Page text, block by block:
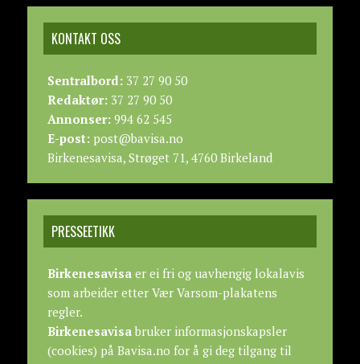
KONTAKT OSS
Sentralbord:37 27 90 50
Redaktør:37 27 90 50
Annonser:994 62 545
E-post:post@bavisa.no
Birkenesavisa, Strøget 71, 4760 Birkeland
PRESSEETIKK
Birkenesavisaer ei fri og uavhengig lokalavis
som arbeider etter Vær Varsom-plakatens
regler.
Birkenesavisabruker informasjonskapsler
(cookies) på Bavisa.no for å gi deg tilgang til